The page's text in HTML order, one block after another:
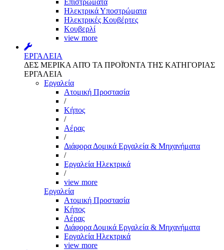
Επιστρώματα
Ηλεκτρικά Υποστρώματα
Ηλεκτρικές Κουβέρτες
Κουβερλί
view more
ΕΡΓΑΛΕΙΑ
ΔΕΣ ΜΕΡΙΚΑ ΑΠΌ ΤΑ ΠΡΟΪΌΝΤΑ ΤΗΣ ΚΑΤΗΓΟΡΙΑΣ
ΕΡΓΑΛΕΙΑ
Εργαλεία
Aτομική Προστασία
/
Kήπος
/
Αέρας
/
Διάφορα Δομικά Εργαλεία & Μηχανήματα
/
Εργαλεία Ηλεκτρικά
/
view more
Εργαλεία
Aτομική Προστασία
Kήπος
Αέρας
Διάφορα Δομικά Εργαλεία & Μηχανήματα
Εργαλεία Ηλεκτρικά
view more